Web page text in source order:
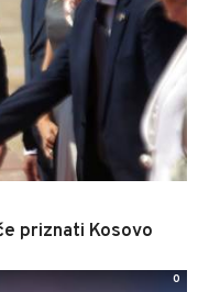
priznati Kosovo
0